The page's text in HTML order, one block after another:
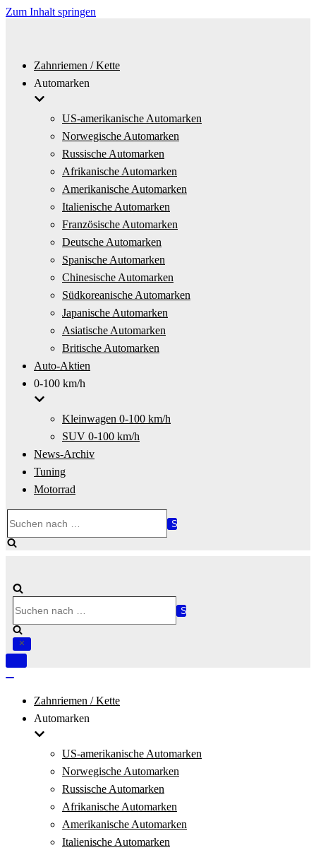
Zum Inhalt springen
Zahnriemen / Kette
Automarken
US-amerikanische Automarken
Norwegische Automarken
Russische Automarken
Afrikanische Automarken
Amerikanische Automarken
Italienische Automarken
Französische Automarken
Deutsche Automarken
Spanische Automarken
Chinesische Automarken
Südkoreanische Automarken
Japanische Automarken
Asiatische Automarken
Britische Automarken
Auto-Aktien
0-100 km/h
Kleinwagen 0-100 km/h
SUV 0-100 km/h
News-Archiv
Tuning
Motorrad
nach …
nach …
Navigation
Zahnriemen / Kette
Automarken
US-amerikanische Automarken
Norwegische Automarken
Russische Automarken
Afrikanische Automarken
Amerikanische Automarken
Italienische Automarken